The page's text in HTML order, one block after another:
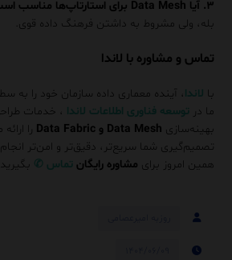
۳. آیا Data Mesh برای استارتاپ‌ها مناسب است؟
بله، ولی مشروط به داشتن فرهنگ داده قوی.
تماس و مشاوره با لاندا
با لاندا، آینده معماری داده سازمان خود را به
ما در توسعه فناوری اطلاعات لاندا ، خدمات
بهینه‌سازی Data Mesh و Data Fabric
را
تصمیم‌گیری شما سریع‌تر، دقیق‌تر و امن‌تر
همین امروز برای مشاوره رایگان تماس ✆ بگیرید.